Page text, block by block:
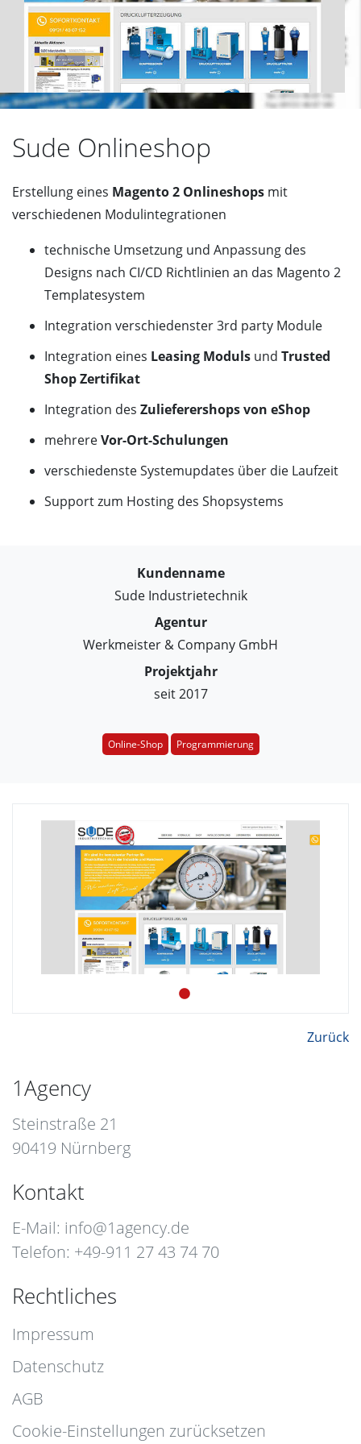
Sude Onlineshop
Erstellung eines Magento 2 Onlineshops mit
verschiedenen Modulintegrationen
technische Umsetzung und Anpassung des
Designs nach CI/CD Richtlinien an das Magento 2
Templatesystem
Integration verschiedenster 3rd party Module
Integration eines Leasing Moduls und Trusted
Shop Zertifikat
Integration des Zulieferershops von eShop
mehrereVor-Ort-Schulungen
verschiedenste Systemupdates über die Laufzeit
Support zum Hosting des Shopsystems
Kundenname
Sude Industrietechnik
Agentur
Werkmeister & Company GmbH
Projektjahr
seit 2017
Online-Shop Programmierung
Zurück
1Agency
Steinstraße 21
90419 Nürnberg
Kontakt
E-Mail: info@1agency.de
Telefon: +49-911 27 43 74 70
Rechtliches
Impressum
Datenschutz
AGB
Cookie-Einstellungen zurücksetzen